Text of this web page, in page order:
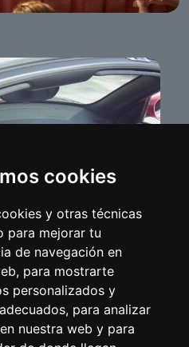
cookies
y otras técnicas
para mejorar tu
de navegación en
para mostrarte
personalizados y
para analizar
nuestra web y para
Benameji 2007